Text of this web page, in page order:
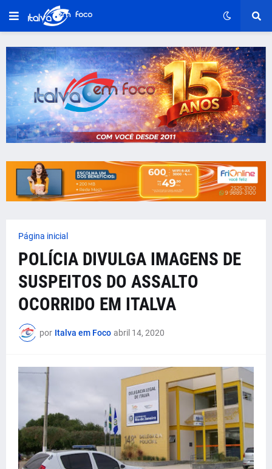
Página inicial
POLÍCIA DIVULGA IMAGENS DE
SUSPEITOS DO ASSALTO
OCORRIDO EM ITALVA
por Italva em Foco abril 14, 2020